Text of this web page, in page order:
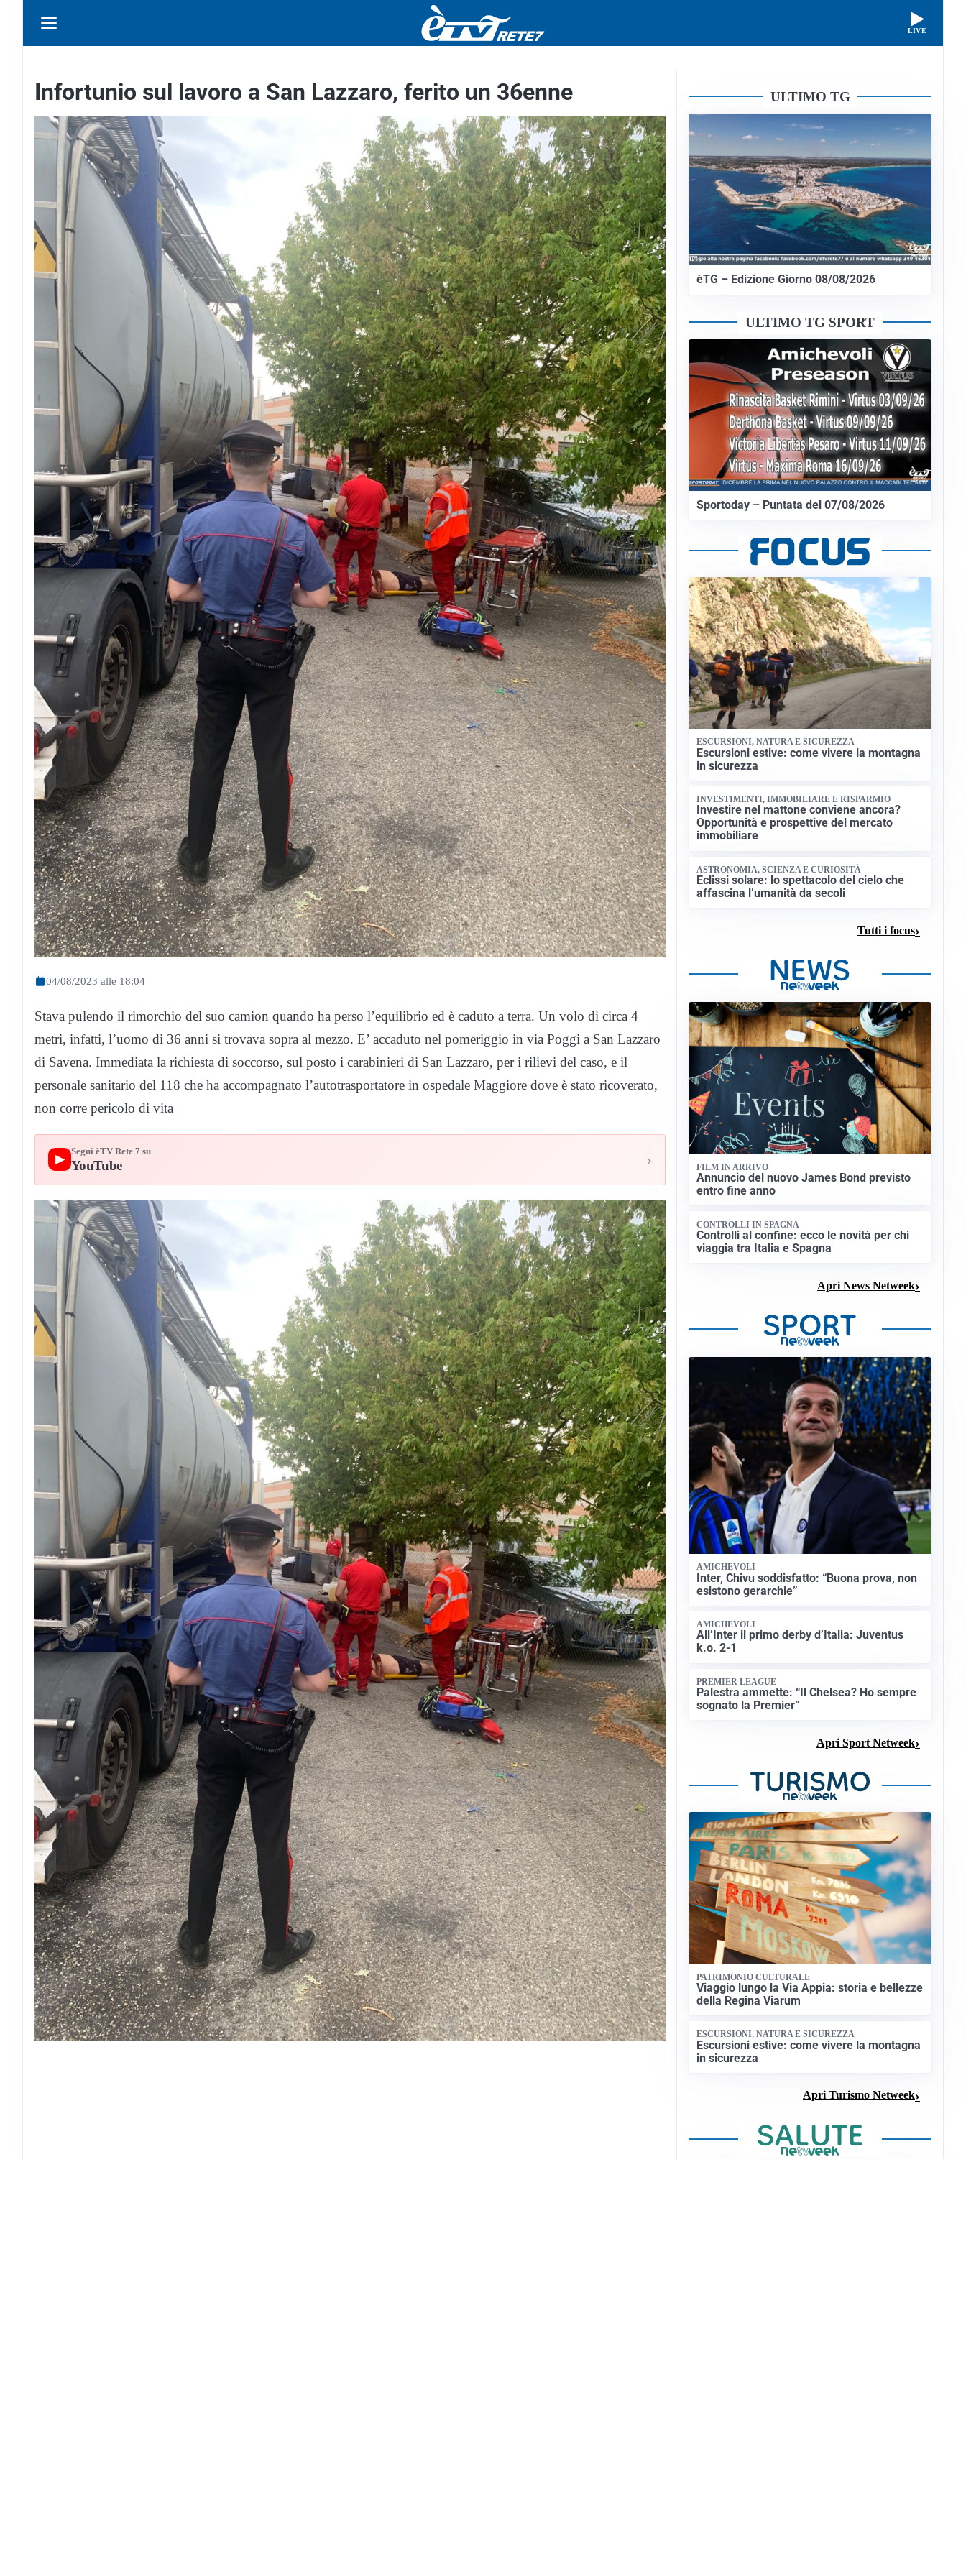
LIVE
Infortunio sul lavoro a San Lazzaro, ferito un 36enne
04/08/2023 alle 18:04
Stava pulendo il rimorchio del suo camion quando ha perso l’equilibrio ed è caduto a terra. Un volo di circa 4
metri, infatti, l’uomo di 36 anni si trovava sopra al mezzo. E’ accaduto nel pomeriggio in via Poggi a San Lazzaro
di Savena. Immediata la richiesta di soccorso, sul posto i carabinieri di San Lazzaro, per i rilievi del caso, e il
personale sanitario del 118 che ha accompagnato l’autotrasportatore in ospedale Maggiore dove è stato ricoverato,
non corre pericolo di vita
▶
Segui èTV Rete 7 su
YouTube ›
ULTIMO TG
èTG – Edizione Giorno 08/08/2026
ULTIMO TG SPORT
Sportoday – Puntata del 07/08/2026
ESCURSIONI, NATURA E SICUREZZA
Escursioni estive: come vivere la montagna
in sicurezza
INVESTIMENTI, IMMOBILIARE E RISPARMIO
Investire nel mattone conviene ancora?
Opportunità e prospettive del mercato
immobiliare
ASTRONOMIA, SCIENZA E CURIOSITÀ
Eclissi solare: lo spettacolo del cielo che
affascina l’umanità da secoli
Tutti i focus
FILM IN ARRIVO
Annuncio del nuovo James Bond previsto
entro fine anno
CONTROLLI IN SPAGNA
Controlli al confine: ecco le novità per chi
viaggia tra Italia e Spagna
Apri News Netweek
AMICHEVOLI
Inter, Chivu soddisfatto: “Buona prova, non
esistono gerarchie”
AMICHEVOLI
All’Inter il primo derby d’Italia: Juventus
k.o. 2-1
PREMIER LEAGUE
Palestra ammette: “Il Chelsea? Ho sempre
sognato la Premier”
Apri Sport Netweek
PATRIMONIO CULTURALE
Viaggio lungo la Via Appia: storia e bellezze
della Regina Viarum
ESCURSIONI, NATURA E SICUREZZA
Escursioni estive: come vivere la montagna
in sicurezza
Apri Turismo Netweek